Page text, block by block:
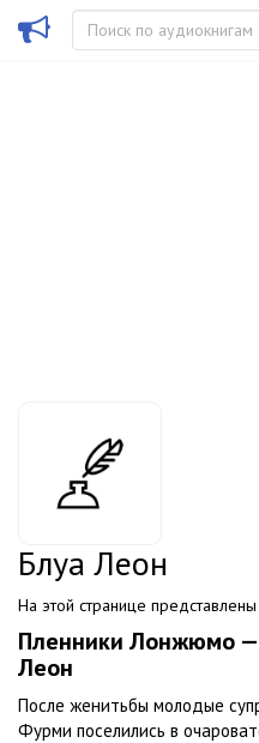
Блуа Леон
На этой странице
Пленники Лонжюмо —
Леон
После женитьбы молодые
Фурми поселились в